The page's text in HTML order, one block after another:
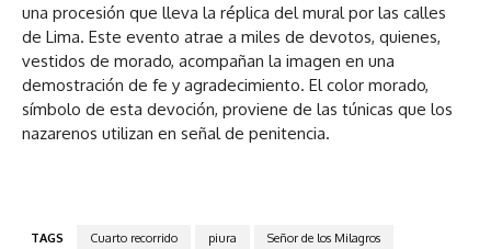
una procesión que lleva la réplica del mural por las calles
de Lima. Este evento atrae a miles de devotos, quienes,
vestidos de morado, acompañan la imagen en una
demostración de fe y agradecimiento. El color morado,
símbolo de esta devoción, proviene de las túnicas que los
nazarenos utilizan en señal de penitencia.
TAGS Cuarto recorrido piura Señor de los Milagros